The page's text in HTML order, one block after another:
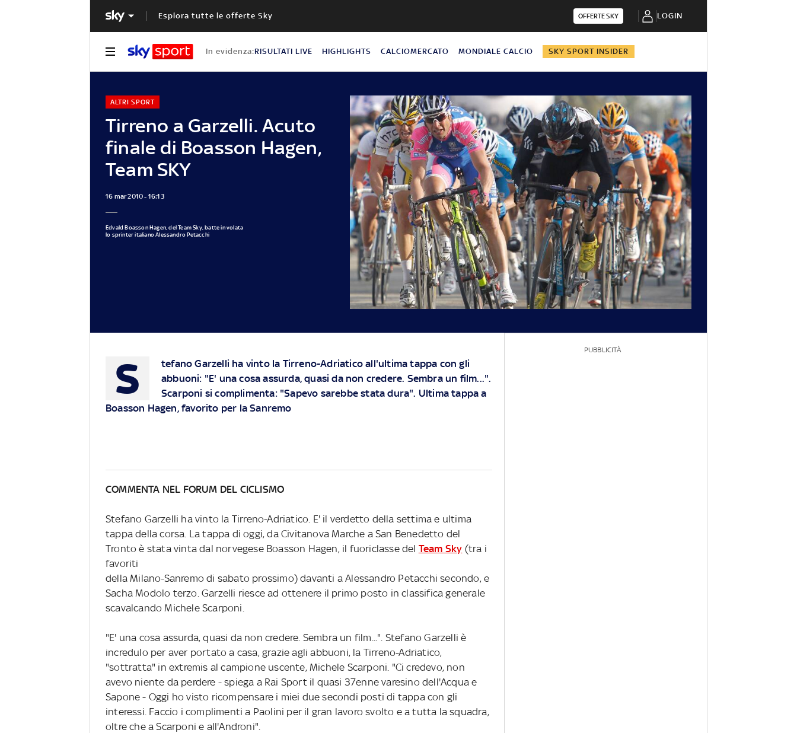
Esplora tutte le offerte Sky OFFERTE SKY LOGIN
In evidenza:RISULTATI LIVE HIGHLIGHTS CALCIOMERCATO MONDIALE CALCIO SKY SPORT INSIDER
Tirreno a Garzelli. Acuto
finale di Boasson Hagen,
Team SKY
ALTRI SPORT
16 mar 2010 - 16:13
Edvald Boasson Hagen, del Team Sky, batte in volata
lo sprinter italiano Alessandro Petacchi
S
tefano Garzelli ha vinto la Tirreno-Adriatico all'ultima tappa con gli
abbuoni: "E' una cosa assurda, quasi da non credere. Sembra un film...".
Scarponi si complimenta: "Sapevo sarebbe stata dura". Ultima tappa a
Boasson Hagen, favorito per la Sanremo
COMMENTA NEL FORUM DEL CICLISMO
Stefano Garzelli ha vinto la Tirreno-Adriatico. E' il verdetto della settima e ultima
tappa della corsa. La tappa di oggi, da Civitanova Marche a San Benedetto del
Tronto è stata vinta dal norvegese Boasson Hagen, il fuoriclasse del Team Sky (tra i
favoriti
della Milano-Sanremo di sabato prossimo) davanti a Alessandro Petacchi secondo, e
Sacha Modolo terzo. Garzelli riesce ad ottenere il primo posto in classifica generale
scavalcando Michele Scarponi.
"E' una cosa assurda, quasi da non credere. Sembra un film...". Stefano Garzelli è
incredulo per aver portato a casa, grazie agli abbuoni, la Tirreno-Adriatico,
"sottratta" in extremis al campione uscente, Michele Scarponi. "Ci credevo, non
avevo niente da perdere - spiega a Rai Sport il quasi 37enne varesino dell'Acqua e
Sapone - Oggi ho visto ricompensare i miei due secondi posti di tappa con gli
interessi. Faccio i complimenti a Paolini per il gran lavoro svolto e a tutta la squadra,
oltre che a Scarponi e all'Androni".
PUBBLICITÀ